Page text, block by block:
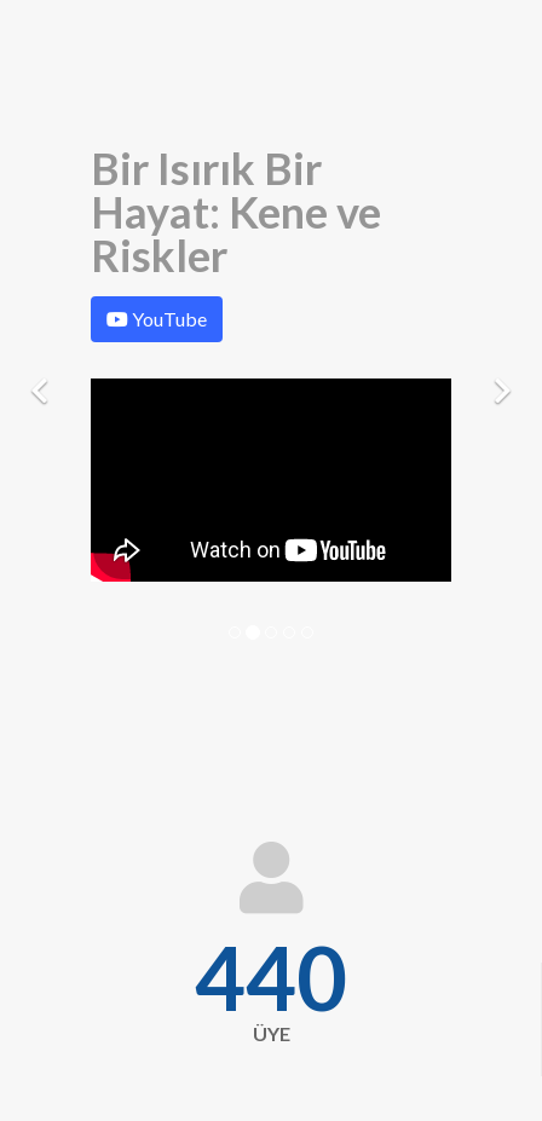
Bir Isırık Bir
Hayat: Kene ve
Riskler
YouTube
user
443
ÜYE